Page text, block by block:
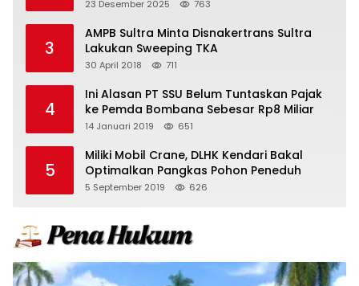
23 Desember 2025 763
3
AMPB Sultra Minta Disnakertrans Sultra
Lakukan Sweeping TKA
30 April 2018 711
4
Ini Alasan PT SSU Belum Tuntaskan Pajak
ke Pemda Bombana Sebesar Rp8 Miliar
14 Januari 2019 651
5
Miliki Mobil Crane, DLHK Kendari Bakal
Optimalkan Pangkas Pohon Peneduh
5 September 2019 626